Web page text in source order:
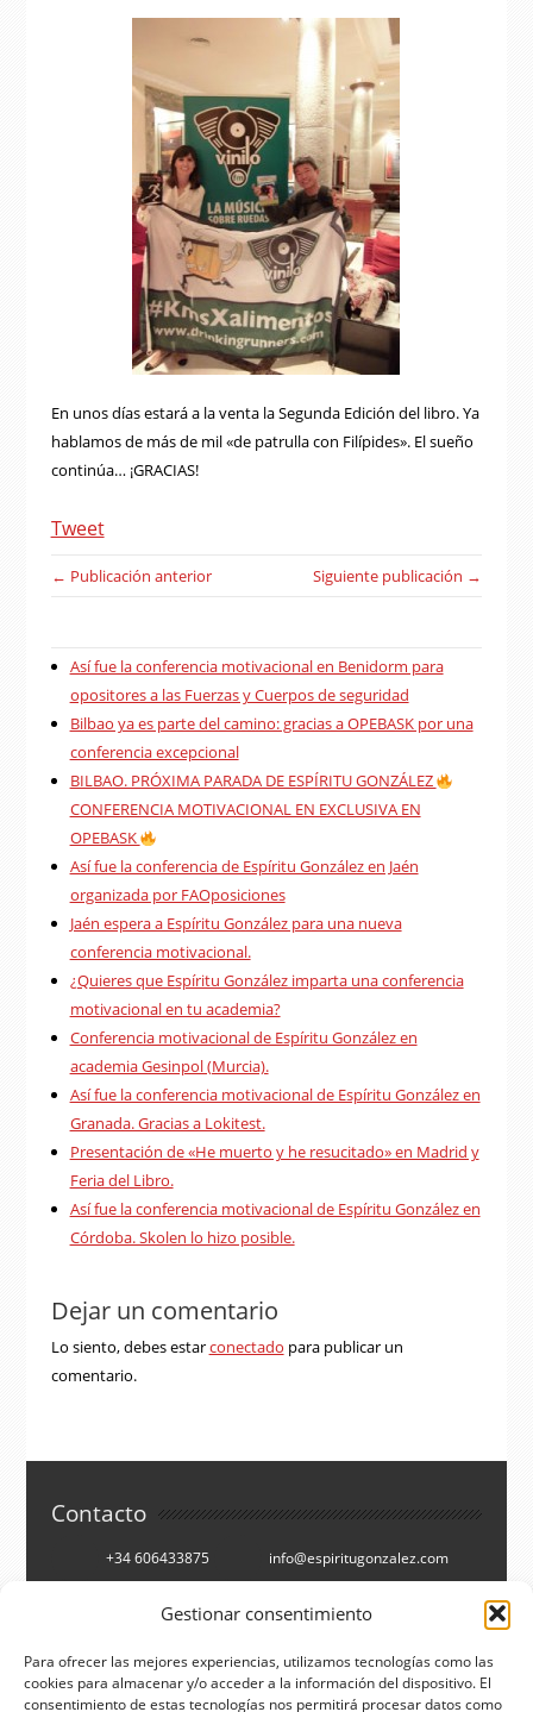
Gestionar consentimiento
Para ofrecer las mejores experiencias, utilizamos tecnologías como las
cookies para almacenar y/o acceder a la información del dispositivo. El
consentimiento de estas tecnologías nos permitirá procesar datos como
En unos días estará a la venta la Segunda Edición del libro. Ya
hablamos de más de mil «de patrulla con Filípides». El sueño
continúa… ¡GRACIAS!
Tweet
← Publicación anterior Siguiente publicación →
Así fue la conferencia motivacional en Benidorm para
opositores a las Fuerzas y Cuerpos de seguridad
Bilbao ya es parte del camino: gracias a OPEBASK por una
conferencia excepcional
BILBAO. PRÓXIMA PARADA DE ESPÍRITU GONZÁLEZ
CONFERENCIA MOTIVACIONAL EN EXCLUSIVA EN
OPEBASK
Así fue la conferencia de Espíritu González en Jaén
organizada por FAOposiciones
Jaén espera a Espíritu González para una nueva
conferencia motivacional.
¿Quieres que Espíritu González imparta una conferencia
motivacional en tu academia?
Conferencia motivacional de Espíritu González en
academia Gesinpol (Murcia).
Así fue la conferencia motivacional de Espíritu González en
Granada. Gracias a Lokitest.
Presentación de «He muerto y he resucitado» en Madrid y
Feria del Libro.
Así fue la conferencia motivacional de Espíritu González en
Córdoba. Skolen lo hizo posible.
Dejar un comentario
Lo siento, debes estarconectado para publicar un
comentario.
Contacto
+34 606433875 info@espiritugonzalez.com
Cartagena, España
Síguenos en
Facebook Twitter